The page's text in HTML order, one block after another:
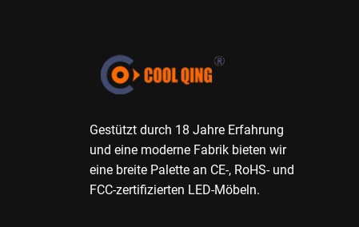
Gestützt durch 18 Jahre Erfahrung
und eine moderne Fabrik bieten wir
eine breite Palette an CE-, RoHS- und
FCC-zertifizierten LED-Möbeln.